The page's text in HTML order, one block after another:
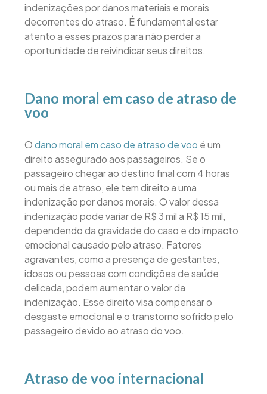
indenizações por danos materiais e morais
decorrentes do atraso. É fundamental estar
atento a esses prazos para não perder a
oportunidade de reivindicar seus direitos.
Dano moral em caso de atraso de
voo
Odano moral em caso de atraso de voo é um
direito assegurado aos passageiros. Se o
passageiro chegar ao destino final com 4 horas
ou mais de atraso, ele tem direito a uma
indenização por danos morais. O valor dessa
indenização pode variar de R$ 3 mil a R$ 15 mil,
dependendo da gravidade do caso e do impacto
emocional causado pelo atraso. Fatores
agravantes, como a presença de gestantes,
idosos ou pessoas com condições de saúde
delicada, podem aumentar o valor da
indenização. Esse direito visa compensar o
desgaste emocional e o transtorno sofrido pelo
passageiro devido ao atraso do voo.
Atraso de voo internacional